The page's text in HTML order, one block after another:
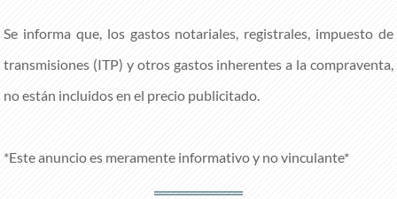
Se informa que, los gastos notariales, registrales, impuesto de
transmisiones (ITP) y otros gastos inherentes a la compraventa,
no están incluidos en el precio publicitado.
*Este anuncio es meramente informativo y no vinculante*